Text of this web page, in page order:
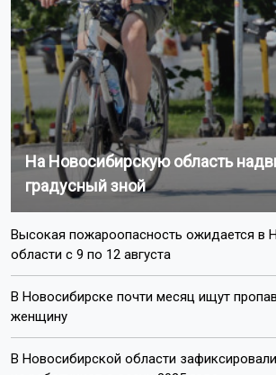
Автор: Екатерина Шамина
публикации автора
Агентство новостейОТС-Горсайт
зной жара Новосибирская область
Пишите нам: